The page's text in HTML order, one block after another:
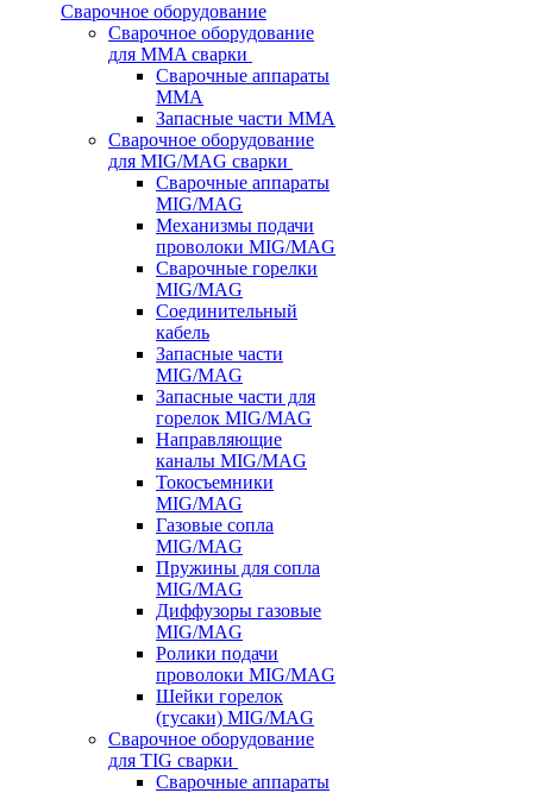
Сварочное оборудование
Сварочное оборудование
для MMA сварки
Сварочные аппараты
MMA
Запасные части MMA
Сварочное оборудование
для MIG/MAG сварки
Сварочные аппараты
MIG/MAG
Механизмы подачи
проволоки MIG/MAG
Сварочные горелки
MIG/MAG
Соединительный
кабель
Запасные части
MIG/MAG
Запасные части для
горелок MIG/MAG
Направляющие
каналы MIG/MAG
Токосъемники
MIG/MAG
Газовые сопла
MIG/MAG
Пружины для сопла
MIG/MAG
Диффузоры газовые
MIG/MAG
Ролики подачи
проволоки MIG/MAG
Шейки горелок
(гусаки) MIG/MAG
Сварочное оборудование
для TIG сварки
Сварочные аппараты